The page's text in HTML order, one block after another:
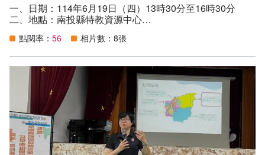
一、日期：114年6月19日（四）13時30分至16時30分
二、地點：南投縣特教資源中心
心理師
四、參加資格：
（一）中區(中彰投)聯盟之縣市相關教師及行政人員。
（二）本縣特殊教育輔導團及本府特殊教育相關行政人員。
五、目的：
（一）藉由專題講座與實務分享，提升本縣特殊教育輔導團
團員相關專業知能。
（二）透過中區（中彰投）聯盟社群活動，促進情緒障礙支
援分團成員間的經驗交流。
六、參與人數：20人。
點閱率： 56 相片數：8張